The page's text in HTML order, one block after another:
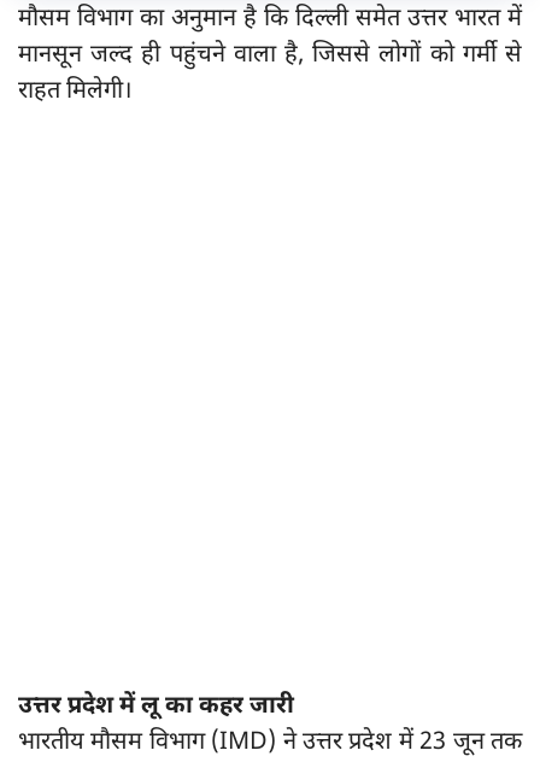
मौसम विभाग का अनुमान है कि दिल्ली समेत उत्तर भारत में
मानसून जल्द ही पहुंचने वाला है, जिससे लोगों को गर्मी से
राहत मिलेगी।
उत्तर प्रदेश में लू का कहर जारी
भारतीय मौसम विभाग (IMD) ने उत्तर प्रदेश में 23 जून तक